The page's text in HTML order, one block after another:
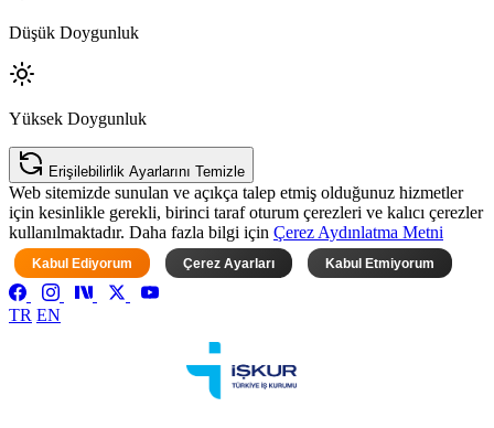
Düşük Doygunluk
Yüksek Doygunluk
Erişilebilirlik Ayarlarını Temizle
Web sitemizde sunulan ve açıkça talep etmiş olduğunuz hizmetler
için kesinlikle gerekli, birinci taraf oturum çerezleri ve kalıcı çerezler
kullanılmaktadır. Daha fazla bilgi için Çerez Aydınlatma Metni
Kabul Ediyorum Çerez Ayarları Kabul Etmiyorum
TR EN